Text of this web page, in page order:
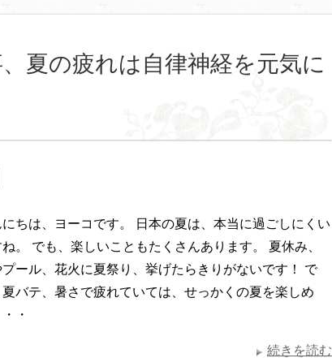
夏の疲れは自律神経を元気に
にちは、ヨーコです。 日本の夏は、本当に過ごしにくい
ね。 でも、楽しいこともたくさんあります。 夏休み、
ール、花火に夏祭り、挙げたらきりがないです！ で
夏バテ、暑さで疲れていては、せっかくの夏を楽しめ
・
続きを読む